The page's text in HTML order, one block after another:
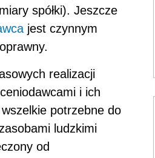
spółki). Jeszcze
jest czynnym
realizacji
i ich
potrzebne do
ludzkimi
od